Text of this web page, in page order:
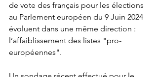
de vote des français pour les élections
au Parlement européen du 9 Juin 2024
évoluent dans une même direction :
l’affaiblissement des listes "pro-
européennes".